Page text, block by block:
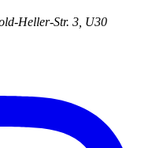
Heller-Str. 3, U30